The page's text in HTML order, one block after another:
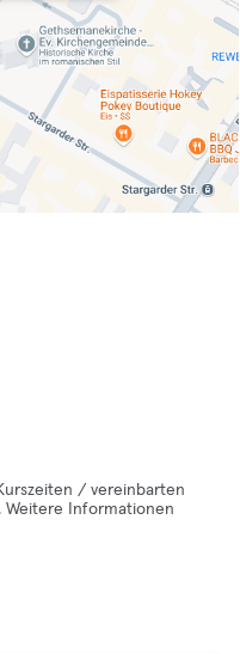
/ vereinbarten
Weitere Informationen